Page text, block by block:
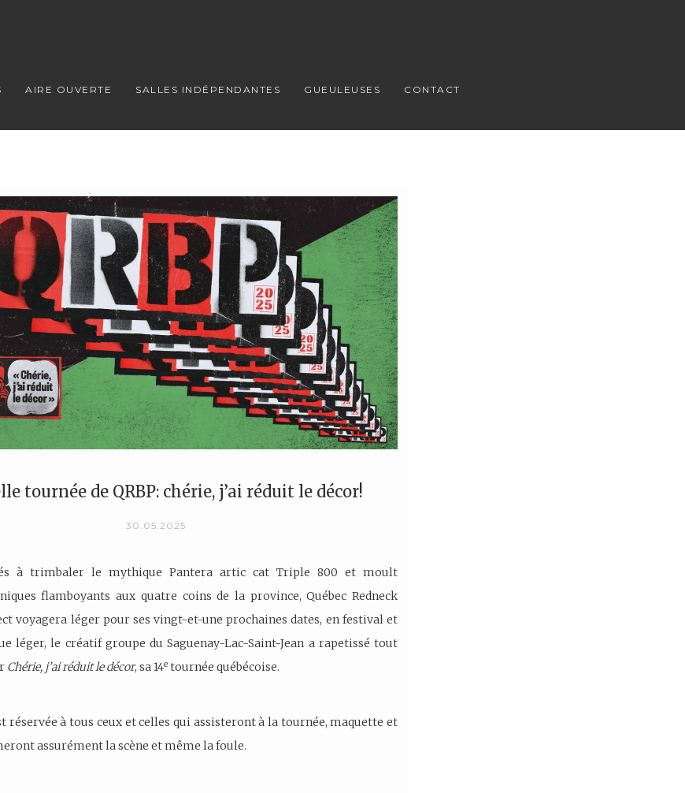
AIRE OUVERTE SALLES INDÉPENDANTES GUEULEUSES CONTACT
tournée de QRBP: chérie, j’ai réduit le décor!
30.05.2025
à trimbaler le mythique Pantera artic cat Triple 800 et moult
flamboyants aux quatre coins de la province, Québec Redneck
voyagera léger pour ses vingt-et-une prochaines dates, en festival et
léger, le créatif groupe du Saguenay-Lac-Saint-Jean a rapetissé tout
Chérie, j’ai réduit le décor, sa 14e tournée québécoise.
réservée à tous ceux et celles qui assisteront à la tournée, maquette et
assurément la scène et même la foule.